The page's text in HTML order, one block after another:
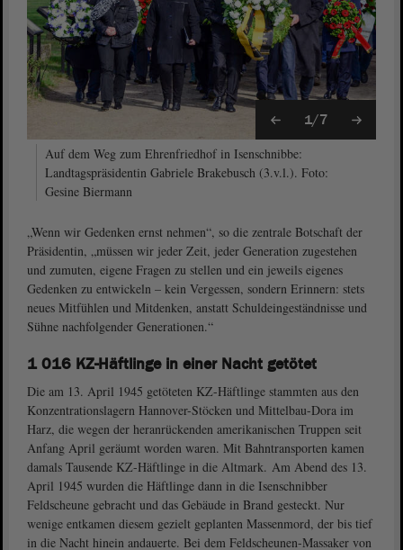
1/7
Auf dem Weg zum Ehrenfriedhof in Isenschnibbe:
Landtagspräsidentin Gabriele Brakebusch (3.v.l.). Foto:
Gesine Biermann
„Wenn wir Gedenken ernst nehmen“, so die zentrale Botschaft der
Präsidentin, „müssen wir jeder Zeit, jeder Generation zugestehen
und zumuten, eigene Fragen zu stellen und ein jeweils eigenes
Gedenken zu entwickeln – kein Vergessen, sondern Erinnern: stets
neues Mitfühlen und Mitdenken, anstatt Schuldeingeständnisse und
Sühne nachfolgender Generationen.“
1 016 KZ-Häftlinge in einer Nacht getötet
Die am 13. April 1945 getöteten KZ-Häftlinge stammten aus den
Konzentrationslagern Hannover-Stöcken und Mittelbau-Dora im
Harz, die wegen der heranrückenden amerikanischen Truppen seit
Anfang April geräumt worden waren. Mit Bahntransporten kamen
damals Tausende KZ-Häftlinge in die Altmark. Am Abend des 13.
April 1945 wurden die Häftlinge dann in die Isenschnibber
Feldscheune gebracht und das Gebäude in Brand gesteckt. Nur
wenige entkamen diesem gezielt geplanten Massenmord, der bis tief
in die Nacht hinein andauerte. Bei dem Feldscheunen-Massaker von